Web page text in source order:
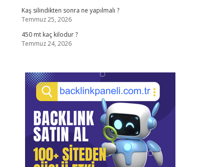
Kaş silindikten sonra ne yapılmalı ?
Temmuz 25, 2026
450 mt kaç kilodur ?
Temmuz 24, 2026